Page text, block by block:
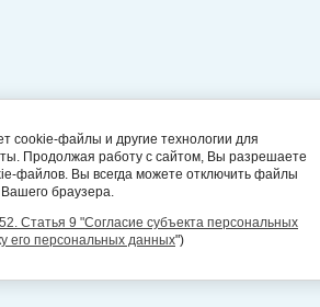
cookie-файлы и другие технологии для
Продолжая работу с сайтом, Вы разрешаете
файлов. Вы всегда можете отключить файлы
браузера.
Статья 9 "Согласие субъекта персональных
его персональных данных")